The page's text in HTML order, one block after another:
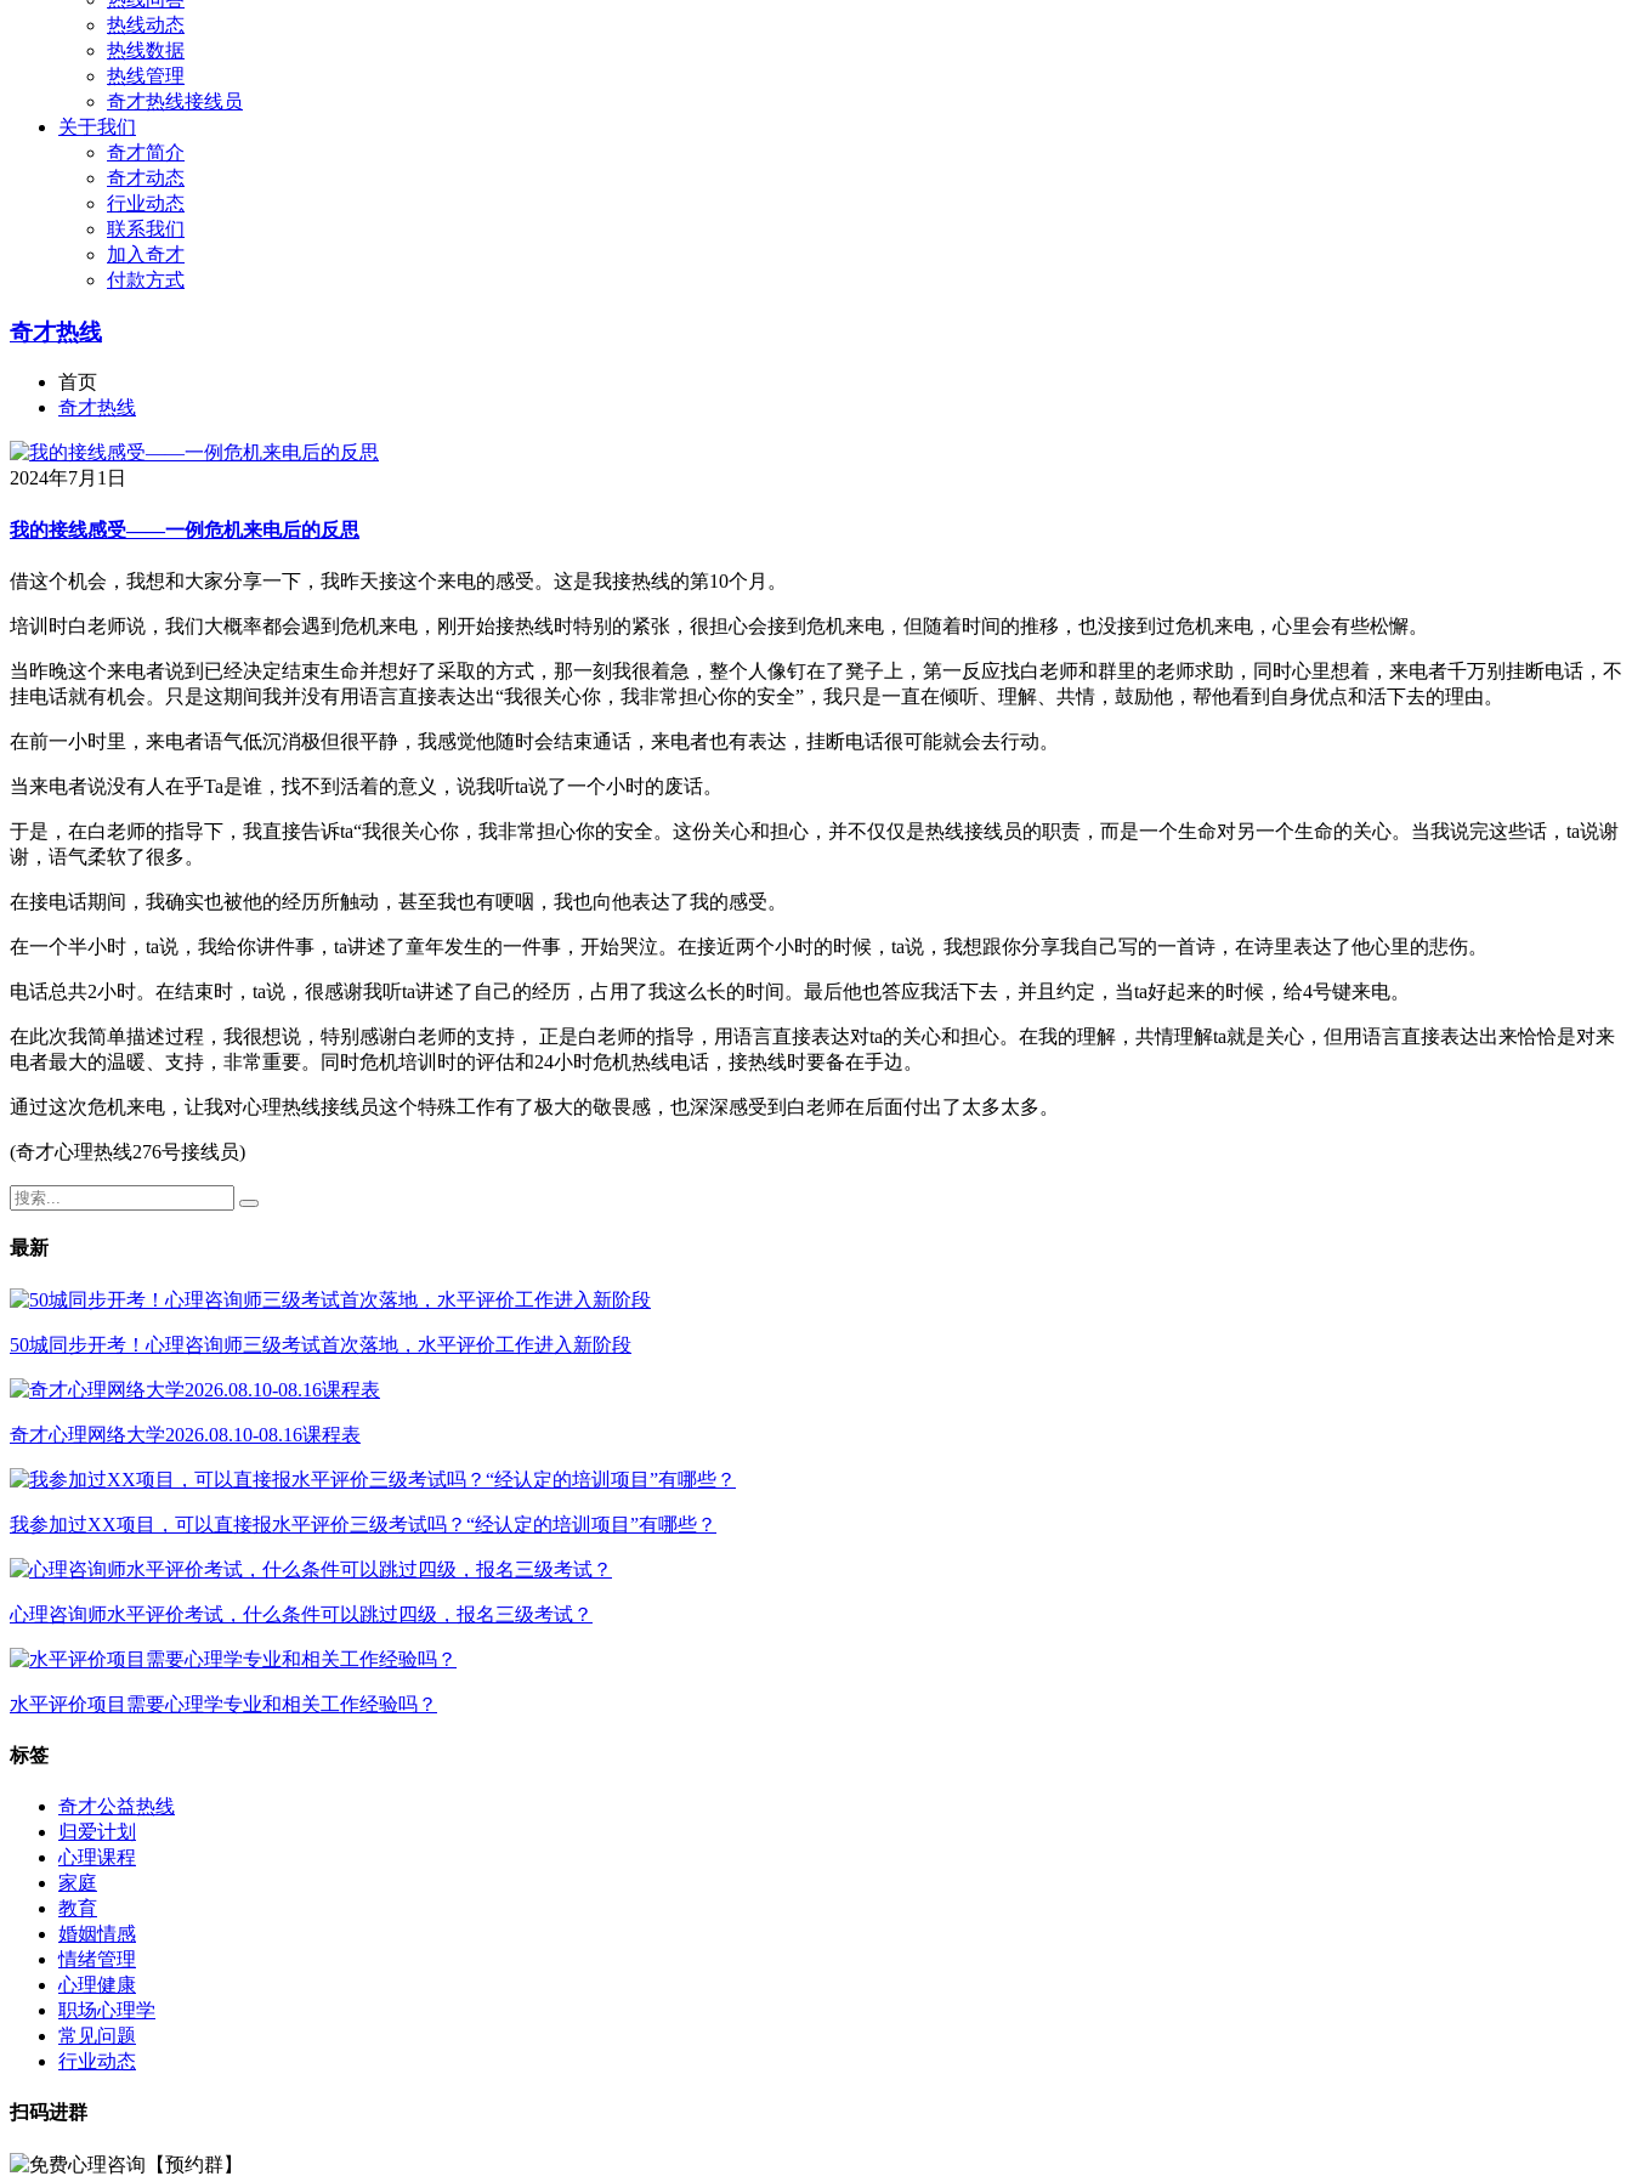
热线动态
热线数据
热线管理
奇才热线接线员
关于我们
奇才简介
奇才动态
行业动态
联系我们
加入奇才
付款方式
奇才热线
首页
奇才热线
2024年7月1日
我的接线感受——一例危机来电后的反思
借这个机会，我想和大家分享一下，我昨天接这个来电的感受。这是我接热线的第10个月。
培训时白老师说，我们大概率都会遇到危机来电，刚开始接热线时特别的紧张，很担心会接到危机来电，但随着时间的推移，也没接到过危机来电，心里会有些松懈。
当昨晚这个来电者说到已经决定结束生命并想好了采取的方式，那一刻我很着急，整个人像钉在了凳子上，第一反应找白老师和群里的老师求助，同时心里想着，来电者千万别挂断电话，不
挂电话就有机会。只是这期间我并没有用语言直接表达出“我很关心你，我非常担心你的安全”，我只是一直在倾听、理解、共情，鼓励他，帮他看到自身优点和活下去的理由。
在前一小时里，来电者语气低沉消极但很平静，我感觉他随时会结束通话，来电者也有表达，挂断电话很可能就会去行动。
当来电者说没有人在乎Ta是谁，找不到活着的意义，说我听ta说了一个小时的废话。
于是，在白老师的指导下，我直接告诉ta“我很关心你，我非常担心你的安全。这份关心和担心，并不仅仅是热线接线员的职责，而是一个生命对另一个生命的关心。当我说完这些话，ta说谢
谢，语气柔软了很多。
在接电话期间，我确实也被他的经历所触动，甚至我也有哽咽，我也向他表达了我的感受。
在一个半小时，ta说，我给你讲件事，ta讲述了童年发生的一件事，开始哭泣。在接近两个小时的时候，ta说，我想跟你分享我自己写的一首诗，在诗里表达了他心里的悲伤。
电话总共2小时。在结束时，ta说，很感谢我听ta讲述了自己的经历，占用了我这么长的时间。最后他也答应我活下去，并且约定，当ta好起来的时候，给4号键来电。
在此次我简单描述过程，我很想说，特别感谢白老师的支持， 正是白老师的指导，用语言直接表达对ta的关心和担心。在我的理解，共情理解ta就是关心，但用语言直接表达出来恰恰是对来
电者最大的温暖、支持，非常重要。同时危机培训时的评估和24小时危机热线电话，接热线时要备在手边。
通过这次危机来电，让我对心理热线接线员这个特殊工作有了极大的敬畏感，也深深感受到白老师在后面付出了太多太多。
(奇才心理热线276号接线员)
最新
50城同步开考！心理咨询师三级考试首次落地，水平评价工作进入新阶段
奇才心理网络大学2026.08.10-08.16课程表
我参加过XX项目，可以直接报水平评价三级考试吗？“经认定的培训项目”有哪些？
心理咨询师水平评价考试，什么条件可以跳过四级，报名三级考试？
水平评价项目需要心理学专业和相关工作经验吗？
标签
奇才公益热线
归爱计划
心理课程
家庭
教育
婚姻情感
情绪管理
心理健康
职场心理学
常见问题
行业动态
扫码进群